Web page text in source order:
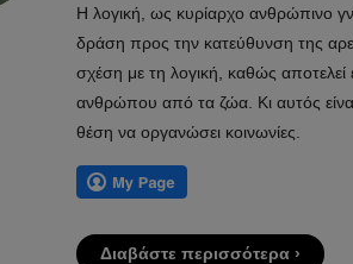
Η λογική, ως κυρίαρχο ανθρώπινο
δράση προς την κατεύθυνση της
σχέση με τη λογική, καθώς αποτελεί
ανθρώπου από τα ζώα. Κι αυτός
θέση να οργανώσει κοινωνίες.
Διαβάστε περισσότερα ›